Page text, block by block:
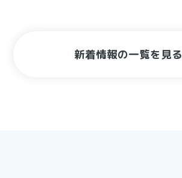
新着情報の一覧を見る